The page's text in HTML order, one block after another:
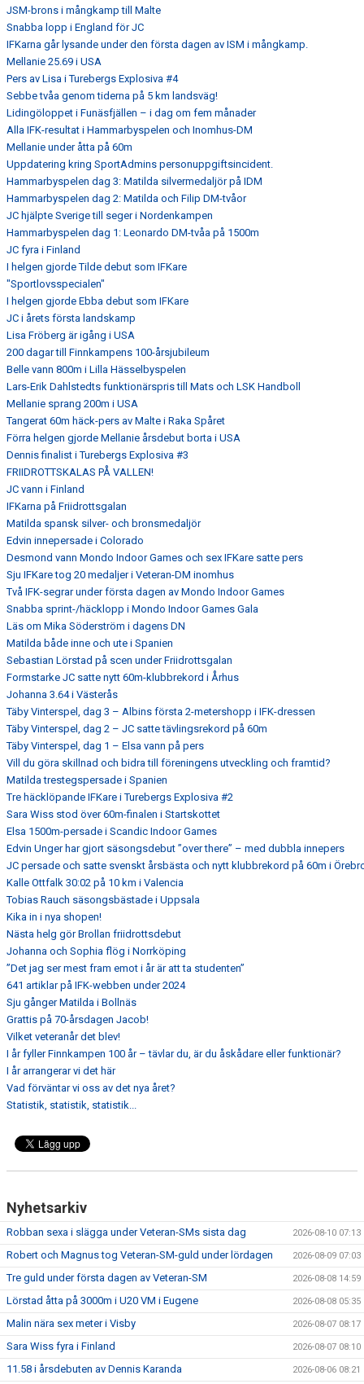
JSM-brons i mångkamp till Malte
Snabba lopp i England för JC
IFKarna går lysande under den första dagen av ISM i mångkamp.
Mellanie 25.69 i USA
Pers av Lisa i Turebergs Explosiva #4
Sebbe tvåa genom tiderna på 5 km landsväg!
Lidingöloppet i Funäsfjällen – i dag om fem månader
Alla IFK-resultat i Hammarbyspelen och Inomhus-DM
Mellanie under åtta på 60m
Uppdatering kring SportAdmins personuppgiftsincident.
Hammarbyspelen dag 3: Matilda silvermedaljör på IDM
Hammarbyspelen dag 2: Matilda och Filip DM-tvåor
JC hjälpte Sverige till seger i Nordenkampen
Hammarbyspelen dag 1: Leonardo DM-tvåa på 1500m
JC fyra i Finland
I helgen gjorde Tilde debut som IFKare
"Sportlovsspecialen"
I helgen gjorde Ebba debut som IFKare
JC i årets första landskamp
Lisa Fröberg är igång i USA
200 dagar till Finnkampens 100-årsjubileum
Belle vann 800m i Lilla Hässelbyspelen
Lars-Erik Dahlstedts funktionärspris till Mats och LSK Handboll
Mellanie sprang 200m i USA
Tangerat 60m häck-pers av Malte i Raka Spåret
Förra helgen gjorde Mellanie årsdebut borta i USA
Dennis finalist i Turebergs Explosiva #3
FRIIDROTTSKALAS PÅ VALLEN!
JC vann i Finland
IFKarna på Friidrottsgalan
Matilda spansk silver- och bronsmedaljör
Edvin innepersade i Colorado
Desmond vann Mondo Indoor Games och sex IFKare satte pers
Sju IFKare tog 20 medaljer i Veteran-DM inomhus
Två IFK-segrar under första dagen av Mondo Indoor Games
Snabba sprint-/häcklopp i Mondo Indoor Games Gala
Läs om Mika Söderström i dagens DN
Matilda både inne och ute i Spanien
Sebastian Lörstad på scen under Friidrottsgalan
Formstarke JC satte nytt 60m-klubbrekord i Århus
Johanna 3.64 i Västerås
Täby Vinterspel, dag 3 – Albins första 2-metershopp i IFK-dressen
Täby Vinterspel, dag 2 – JC satte tävlingsrekord på 60m
Täby Vinterspel, dag 1 – Elsa vann på pers
Vill du göra skillnad och bidra till föreningens utveckling och framtid?
Matilda trestegspersade i Spanien
Tre häcklöpande IFKare i Turebergs Explosiva #2
Sara Wiss stod över 60m-finalen i Startskottet
Elsa 1500m-persade i Scandic Indoor Games
Edvin Unger har gjort säsongsdebut ”over there” – med dubbla innepers
JC persade och satte svenskt årsbästa och nytt klubbrekord på 60m i
Kalle Ottfalk 30:02 på 10 km i Valencia
Tobias Rauch säsongsbästade i Uppsala
Kika in i nya shopen!
Nästa helg gör Brollan friidrottsdebut
Johanna och Sophia flög i Norrköping
”Det jag ser mest fram emot i år är att ta studenten”
641 artiklar på IFK-webben under 2024
Sju gånger Matilda i Bollnäs
Grattis på 70-årsdagen Jacob!
Vilket veteranår det blev!
I år fyller Finnkampen 100 år – tävlar du, är du åskådare eller funktionär?
I år arrangerar vi det här
Vad förväntar vi oss av det nya året?
Statistik, statistik, statistik...
Nyhetsarkiv
Robban sexa i slägga under Veteran-SMs sista dag 2026-08-10 07:13
Robert och Magnus tog Veteran-SM-guld under lördagen 2026-08-09 07:03
Tre guld under första dagen av Veteran-SM 2026-08-08 14:59
Lörstad åtta på 3000m i U20 VM i Eugene 2026-08-08 05:35
Malin nära sex meter i Visby 2026-08-07 08:17
Sara Wiss fyra i Finland 2026-08-07 08:10
11.58 i årsdebuten av Dennis Karanda 2026-08-06 08:21